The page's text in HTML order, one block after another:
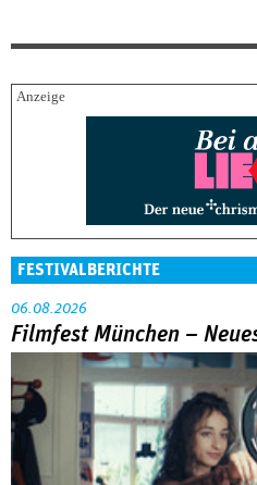
FESTIVALBERICHTE
06.08.2026
Filmfest München –